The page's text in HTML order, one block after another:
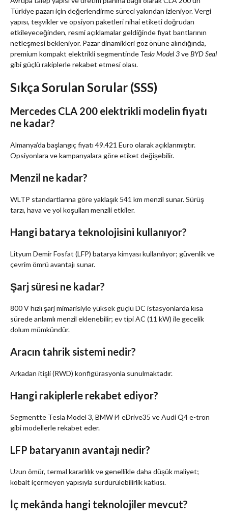
Türkiye pazarı için değerlendirme süreci yakından izleniyor. Vergi
yapısı, teşvikler ve opsiyon paketleri nihai etiketi doğrudan
etkileyeceğinden, resmi açıklamalar geldiğinde fiyat bantlarının
netleşmesi bekleniyor. Pazar dinamikleri göz önüne alındığında,
premium kompakt elektrikli segmentinde Tesla Model 3veBYD Seal
gibi güçlü rakiplerle rekabet etmesi olası.
Sıkça Sorulan Sorular (SSS)
Mercedes CLA 200 elektrikli modelin fiyatı
ne kadar?
Almanya’da başlangıç fiyatı 49.421 Euro olarak açıklanmıştır.
Opsiyonlara ve kampanyalara göre etiket değişebilir.
Menzil ne kadar?
WLTP standartlarına göre yaklaşık 541 km menzil sunar. Sürüş
tarzı, hava ve yol koşulları menzili etkiler.
Hangi batarya teknolojisini kullanıyor?
Lityum Demir Fosfat (LFP) batarya kimyası kullanılıyor; güvenlik ve
çevrim ömrü avantajı sunar.
Şarj süresi ne kadar?
800 V hızlı şarj mimarisiyle yüksek güçlü DC istasyonlarda kısa
sürede anlamlı menzil eklenebilir; ev tipi AC (11 kW) ile gecelik
dolum mümkündür.
Aracın tahrik sistemi nedir?
Arkadan itişli (RWD) konfigürasyonla sunulmaktadır.
Hangi rakiplerle rekabet ediyor?
Segmentte Tesla Model 3, BMW i4 eDrive35 ve Audi Q4 e-tron
gibi modellerle rekabet eder.
LFP bataryanın avantajı nedir?
Uzun ömür, termal kararlılık ve genellikle daha düşük maliyet;
kobalt içermeyen yapısıyla sürdürülebilirlik katkısı.
İç mekânda hangi teknolojiler mevcut?